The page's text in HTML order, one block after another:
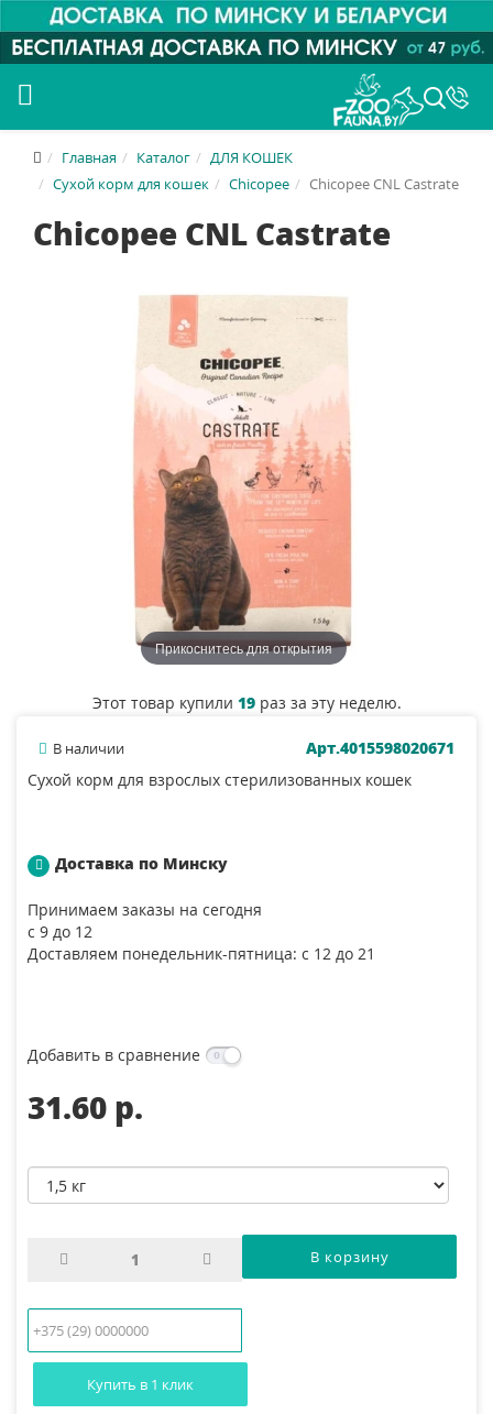
Главная Каталог
ДЛЯ КОШЕК
Сухой корм для кошек
Chicopee Chicopee CNL Castrate
Chicopee CNL Castrate
Прикоснитесь для открытия
Этот товар купили 19раз за эту неделю.
В наличии
Арт.4015598020671
Сухой корм для взрослых стерилизованных кошек
Доставка по Минску
Принимаем заказы на сегодня
с 9 до 12
Доставляем понедельник-пятница: с 12 до 21
Добавить в сравнение
31.60 p.
Купить в 1 клик